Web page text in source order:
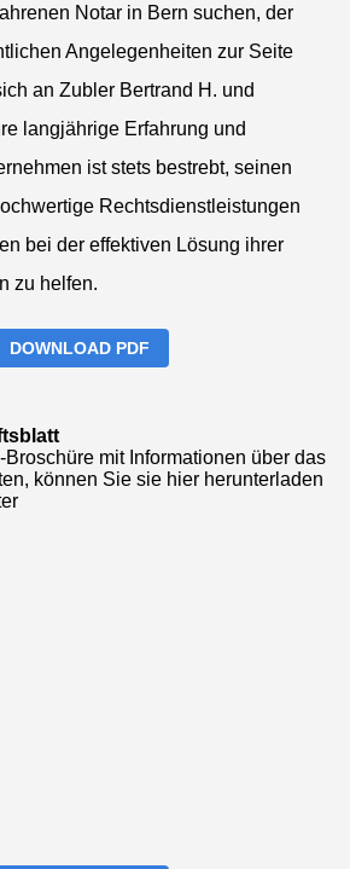
Notar in Bern suchen, der
Angelegenheiten zur Seite
an Zubler Bertrand H. und
langjährige Erfahrung und
ist stets bestrebt, seinen
Rechtsdienstleistungen
bei der effektiven Lösung ihrer
zu helfen.
DOWNLOAD PDF
mit Informationen über das
können Sie sie hier herunterladen